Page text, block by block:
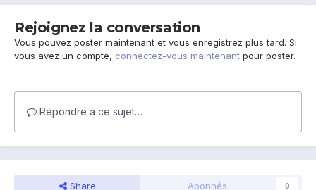
Rejoignez la conversation
Vous pouvez poster maintenant et vous enregistrez plus tard. Si
vous avez un compte, connectez-vous maintenant pour poster.
Répondre à ce sujet…
Share Abonnés 0